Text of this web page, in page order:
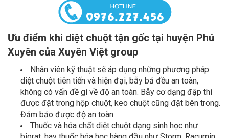
Ưu điểm khi diệt chuột tận gốc tại huyện Phú
Xuyên của Xuyên Việt group
Nhân viên kỹ thuật sẽ áp dụng những phương pháp
diệt chuột tiên tiến và hiện đại, bẫy bả đều an toàn,
không có vấn đề gì về độ an toàn. Bẫy cơ dạng đập thì
được đặt trong hộp chuột, keo chuột cũng đặt bên trong.
Đảm bảo được độ an toàn
Thuốc và hóa chất diệt chuột dạng sinh học như
biorat, hay thuốc hóa học hàng đầu như Storm, Racumin,